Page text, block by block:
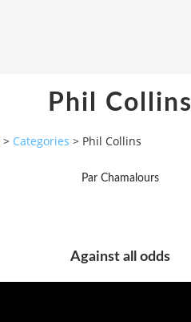
Phil Collins
> Categories > Phil Collins
Par Chamalours
Against all odds